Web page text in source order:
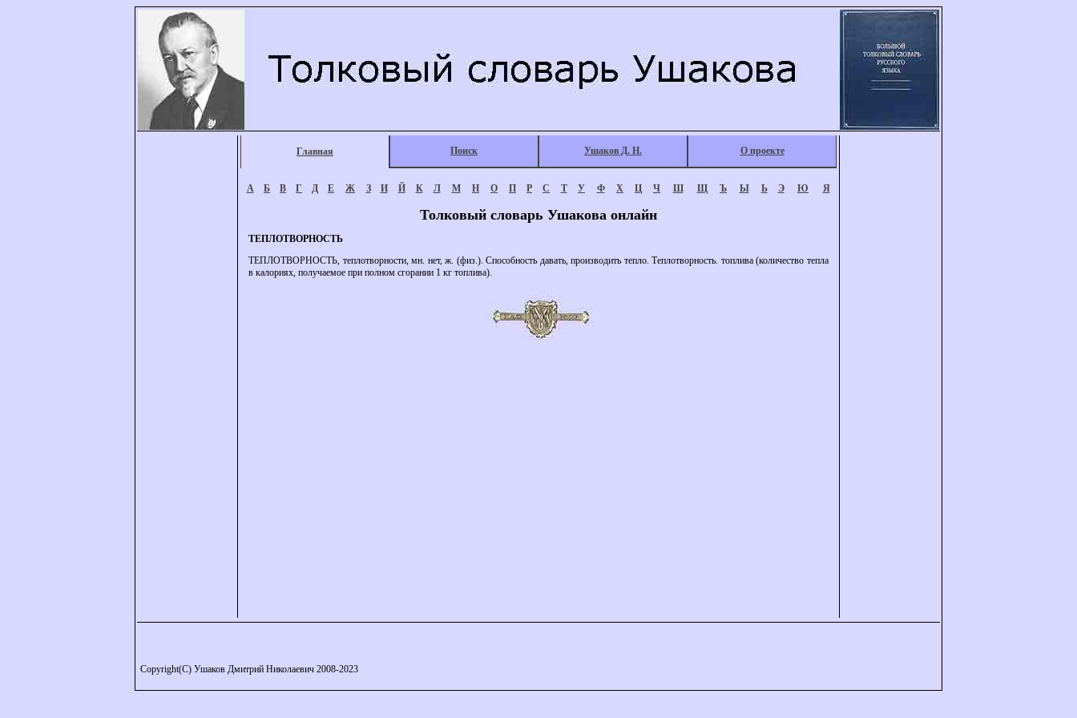
Главная Поиск Ушаков Д. Н. О проекте
А Б В Г Д Е Ж З И Й К Л М Н О П Р С Т У Ф Х Ц Ч Ш Щ Ъ Ы Ь Э Ю Я
Толковый словарь Ушакова онлайн
ТЕПЛОТВОРНОСТЬ
ТЕПЛОТВОРНОСТЬ, теплотворности, мн. нет, ж. (физ.). Способность давать, производить тепло. Теплотворность. топлива (количество тепла
в калориях, получаемое при полном сгорании 1 кг топлива).
Copyright(C) Ушаков Дмитрий Николаевич 2008-2023